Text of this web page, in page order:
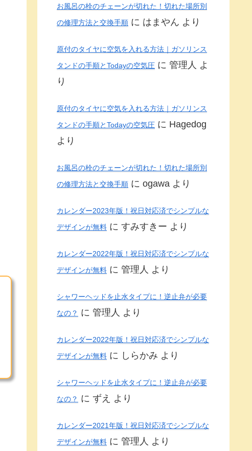
お風呂の栓のチェーンが切れた！切れた場所別
の修理方法と交換手順 に はまやん より
原付のタイヤに空気を入れる方法｜ガソリンス
タンドの手順とTodayの空気圧 に 管理人 よ
り
原付のタイヤに空気を入れる方法｜ガソリンス
タンドの手順とTodayの空気圧 に Hagedog
より
お風呂の栓のチェーンが切れた！切れた場所別
の修理方法と交換手順 に ogawa より
カレンダー2023年版！祝日対応済でシンプルな
デザインが無料 に すみすきー より
カレンダー2022年版！祝日対応済でシンプルな
デザインが無料 に 管理人 より
シャワーヘッドを止水タイプに！逆止弁が必要
なの？ に 管理人 より
カレンダー2022年版！祝日対応済でシンプルな
デザインが無料 に しらかみ より
シャワーヘッドを止水タイプに！逆止弁が必要
なの？ に ずえ より
カレンダー2021年版！祝日対応済でシンプルな
デザインが無料 に 管理人 より